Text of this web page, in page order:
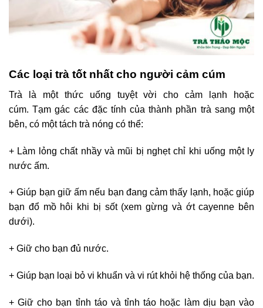
Các loại trà tốt nhất cho người cảm cúm
Trà là một thức uống tuyệt vời cho cảm lạnh hoặc
cúm. Tạm gác các đặc tính của thành phần trà sang một
bên, có một tách trà nóng có thể:
+ Làm lỏng chất nhầy và mũi bị nghẹt chỉ khi uống một ly
nước ấm.
+ Giúp bạn giữ ấm nếu bạn đang cảm thấy lạnh, hoặc giúp
bạn đổ mồ hôi khi bị sốt (xem gừng và ớt cayenne bên
dưới).
+ Giữ cho bạn đủ nước.
+ Giúp bạn loại bỏ vi khuẩn và vi rút khỏi hệ thống của bạn.
+ Giữ cho bạn tỉnh táo và tỉnh táo hoặc làm dịu bạn vào